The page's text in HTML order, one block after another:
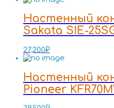
Настенный
Sakata SIE-
27,200₽
Настенный
Pioneer